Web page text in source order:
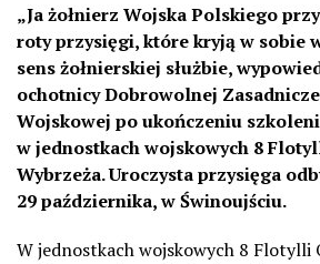
„Ja żołnierz Wojska Polskiego
roty przysięgi, które kryją w sobie
sens żołnierskiej służbie,
ochotnicy Dobrowolnej
Wojskowej po ukończeniu
w jednostkach wojskowych 8
Wybrzeża. Uroczysta przysięga
29 października, w Świnoujściu.
W jednostkach wojskowych 8 Flotylli